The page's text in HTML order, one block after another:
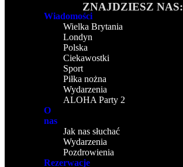
Wiadomości
Wielka Brytania
Londyn
Polska
Ciekawostki
Sport
Piłka nożna
Wydarzenia
ALOHA Party 2
O
nas
Jak nas słuchać
Wydarzenia
Pozdrowienia
Rezerwacje
ZNAJDZIESZ NAS: